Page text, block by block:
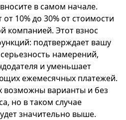
в самом начале.
10% до 30% от стоимости
компанией. Этот взнос
подтверждает вашу
намерений,
и уменьшает
ежемесячных платежей.
возможны варианты и без
но в таком случае
значительно выше.